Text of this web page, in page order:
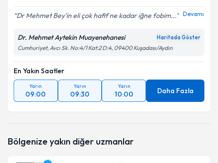
Dr Mehmet Bey'in eli çok hafif ne kadar iğne fobim... Devamı
Dr. Mehmet Aytekin Muayenehanesi Haritada Göster
Cumhuriyet, Avcı Sk. No:4/1 Kat:2 D:4, 09400 Kuşadası/Aydın
En Yakın Saatler
Yarın
09:00
Yarın
09:30
Yarın
10:00 Daha Fazla
Bölgenize yakın diğer uzmanlar